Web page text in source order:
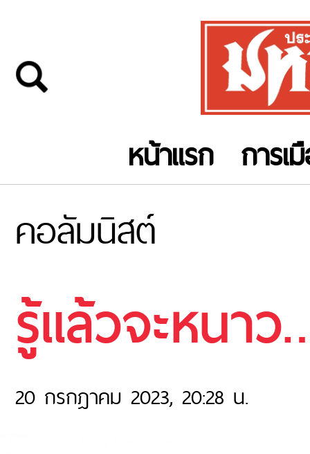
หน้าแรก การเ
คอลัมนิสต์
รู้แล้วจะหนา
20 กรกฎาคม 2023, 20:28 น.